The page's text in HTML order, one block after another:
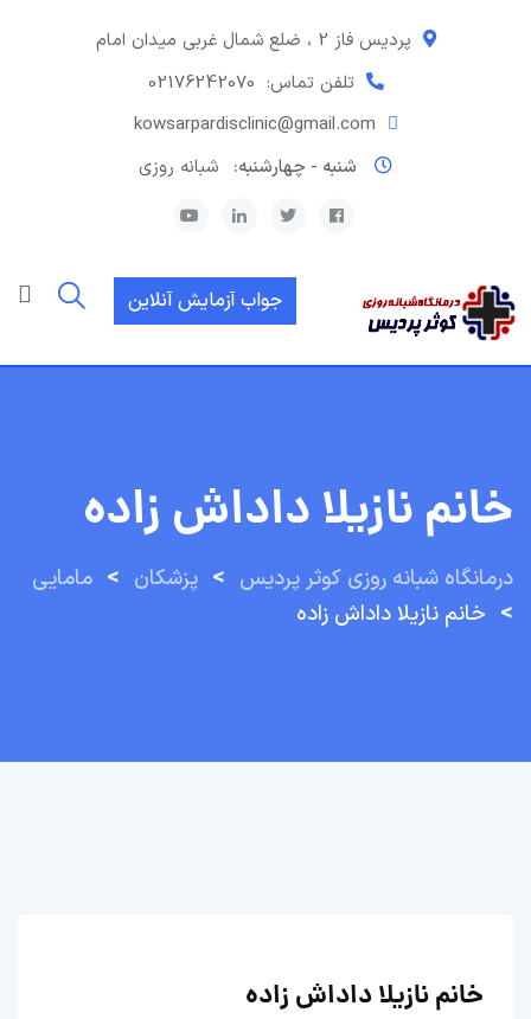
پردیس فاز 2 ، ضلع شمال غربی میدان امام
تلفن تماس: 02176242070
kowsarpardisclinic@gmail.com
شنبه - چهارشنبه:
شبانه روزی
جواب آزمایش آنلاین
خانم نازیلا داداش زاده
درمانگاه شبانه روزی کوثر پردیس > پزشکان > مامایی
> خانم نازیلا داداش زاده
خانم نازیلا داداش زاده